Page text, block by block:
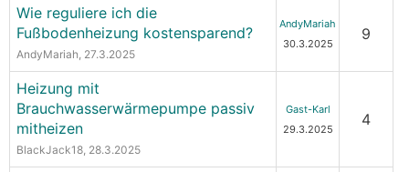
Wie reguliere ich die
Fußbodenheizung kostensparend?
AndyMariah, 27.3.2025
AndyMariah
30.3.2025
9
Heizung mit
Brauchwasserwärmepumpe passiv
mitheizen
BlackJack18, 28.3.2025
Gast-Karl
29.3.2025
4